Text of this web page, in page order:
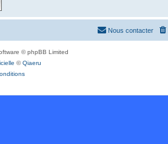
Nous contacter
© phpBB Limited
©Qiaeru